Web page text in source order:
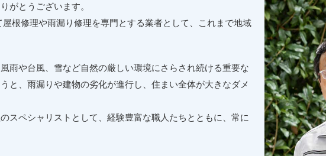
がとうございます。
根修理や雨漏り修理を専門とする業者として、これまで地域
雨や台風、雪など自然の厳しい環境にさらされ続ける重要な
と、雨漏りや建物の劣化が進行し、住まい全体が大きなダメ
スペシャリストとして、経験豊富な職人たちとともに、常に